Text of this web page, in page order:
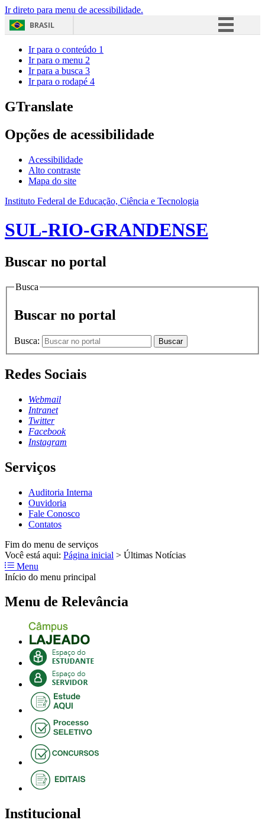
Ir direto para menu de acessibilidade.
BRASIL
Ir para o conteúdo 1
Ir para o menu 2
Ir para a busca 3
Ir para o rodapé 4
GTranslate
Opções de acessibilidade
Acessibilidade
Alto contraste
Mapa do site
Instituto Federal de Educação, Ciência e Tecnologia
SUL-RIO-GRANDENSE
Buscar no portal
Busca
Buscar no portal
Busca: Buscar
Redes Sociais
Webmail
Intranet
Twitter
Facebook
Instagram
Serviços
Auditoria Interna
Ouvidoria
Fale Conosco
Contatos
Fim do menu de serviços
Você está aqui: Página inicial > Últimas Notícias
Menu
Início do menu principal
Menu de Relevância
Institucional